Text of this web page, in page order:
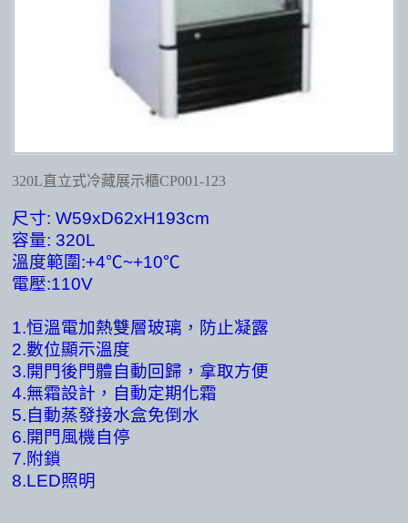
320L直立式冷藏展示櫃CP001-123
尺寸: W59xD62xH193cm
容量: 320L
溫度範圍:+4℃~+10℃
電壓:110V
1.恒溫電加熱雙層玻璃，防止凝露
2.數位顯示溫度
3.開門後門體自動回歸，拿取方便
4.無霜設計，自動定期化霜
5.自動蒸發接水盒免倒水
6.開門風機自停
7.附鎖
8.LED照明